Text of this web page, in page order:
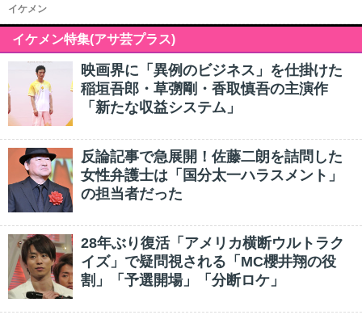
イケメン
イケメン特集(アサ芸プラス)
映画界に「異例のビジネス」を仕掛けた
稲垣吾郎・草彅剛・香取慎吾の主演作
「新たな収益システム」
反論記事で急展開！佐藤二朗を詰問した
女性弁護士は「国分太一ハラスメント」
の担当者だった
28年ぶり復活「アメリカ横断ウルトラク
イズ」で疑問視される「MC櫻井翔の役
割」「予選開場」「分断ロケ」